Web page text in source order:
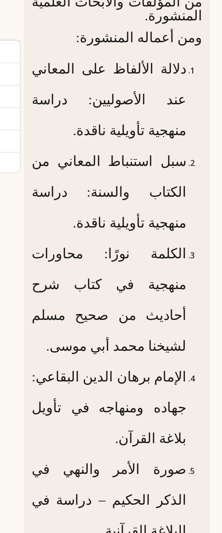
المنشورة.
ومن أعماله المنشورة:
دلالة الألفاظ على المعاني
عند الأصوليين: دراسة
منهجية تأويلية ناقدة.
سبل استنباط المعاني من
الكتاب والسنة: دراسة
منهجية تأويلية ناقدة.
الكلمة نورًا: محاورات
منهجية في كتاب شرح
أحاديث من صحيح مسلم
لشيخنا محمد أبي موسى.
الإمام برهان الدين البقاعي:
جهاده ومنهاجه في تأويل
بلاغة القرآن.
صورة الأمر والنهي في
الذكر الحكيم – دراسة في